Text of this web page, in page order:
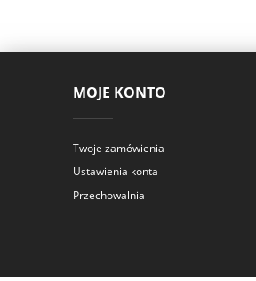
MOJE KONTO
Twoje zamówienia
Ustawienia konta
Przechowalnia